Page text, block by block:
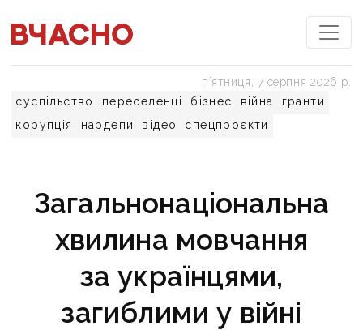
суспільство переселенці бізнес війна
гранти
корупція
нардепи відео спецпроєкти
пʼятниця, 7 серпня 2026 р.
Загальнонаціональна
хвилина мовчання
за українцями,
загиблими у війні